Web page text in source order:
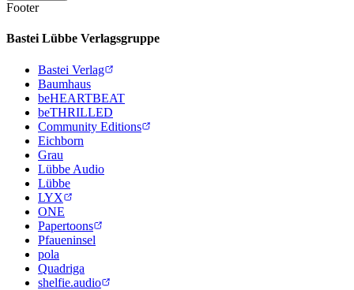
Footer
Bastei Lübbe Verlagsgruppe
Bastei Verlag
Baumhaus
beHEARTBEAT
beTHRILLED
Community Editions
Eichborn
Grau
Lübbe Audio
Lübbe
LYX
ONE
Papertoons
Pfaueninsel
pola
Quadriga
shelfie.audio